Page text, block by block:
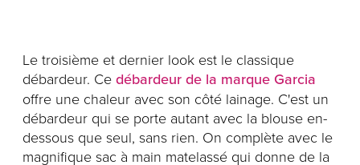
Le troisième et dernier look est le classique
débardeur. Ce débardeur de la marque Garcia
offre une chaleur avec son côté lainage. C'est un
débardeur qui se porte autant avec la blouse en-
dessous que seul, sans rien. On complète avec le
magnifique sac à main matelassé qui donne de la